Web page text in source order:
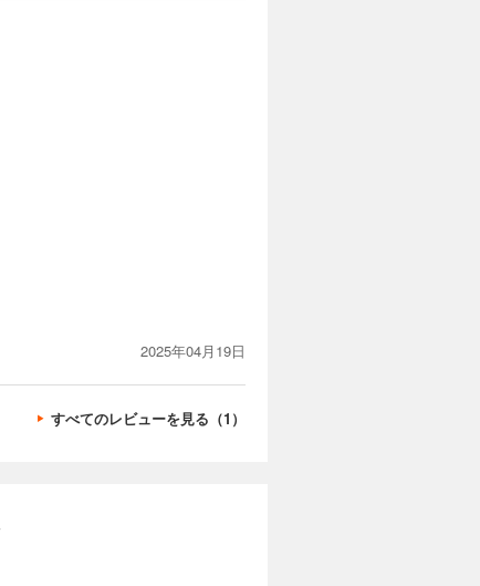
2025年04月19日
すべてのレビューを見る（1）